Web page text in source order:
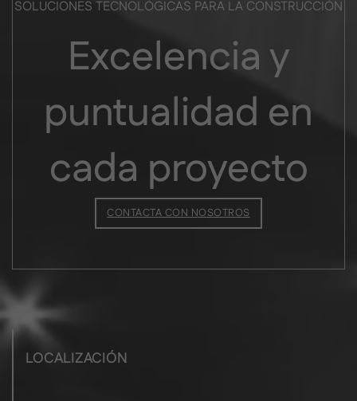
SOLUCIONES TECNOLÓGICAS PARA LA CONSTRUCCIÓN
Excelencia y
puntualidad en
cada proyecto
CONTACTA CON NOSOTROS
LOCALIZACIÓN